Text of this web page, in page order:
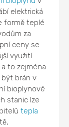
elektrická
formě teplé
za
ceny se
využití
a to zejména
brán v
bioplynové
stanic lze
tepla